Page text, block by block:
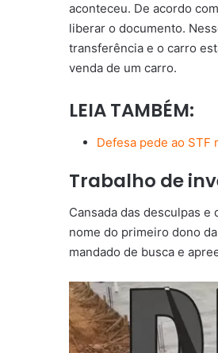
aconteceu. De acordo
liberar o documento.
transferência e o carro
venda de um carro.
LEIA TAMBÉM:
Defesa pede ao STF
Trabalho de
Cansada das desculpas e
nome do primeiro dono
mandado de busca e